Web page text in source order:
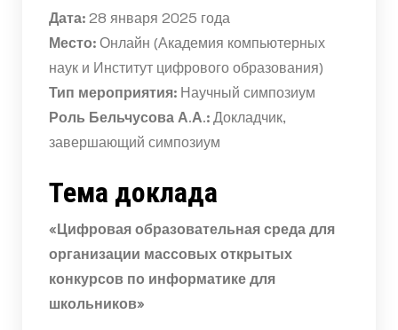
Дата:28 января 2025 года
Место:Онлайн (Академия компьютерных
наук и Институт цифрового образования)
Тип мероприятия:Научный симпозиум
Роль Бельчусова А.А.:Докладчик,
завершающий симпозиум
Тема доклада
«Цифровая образовательная среда для
организации массовых открытых
конкурсов по информатике для
школьников»